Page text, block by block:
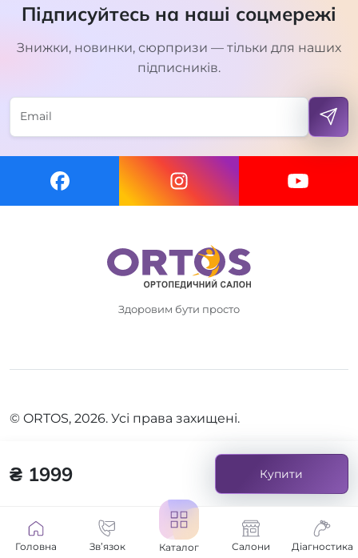
₴ 1999 Купити
Підписуйтесь на наші соцмережі
Знижки, новинки, сюрпризи — тільки для наших
підписників.
Головна Зв’язок Каталог Салони Діагностика
Здоровим бути просто
© ORTOS, 2026. Усі права захищені.